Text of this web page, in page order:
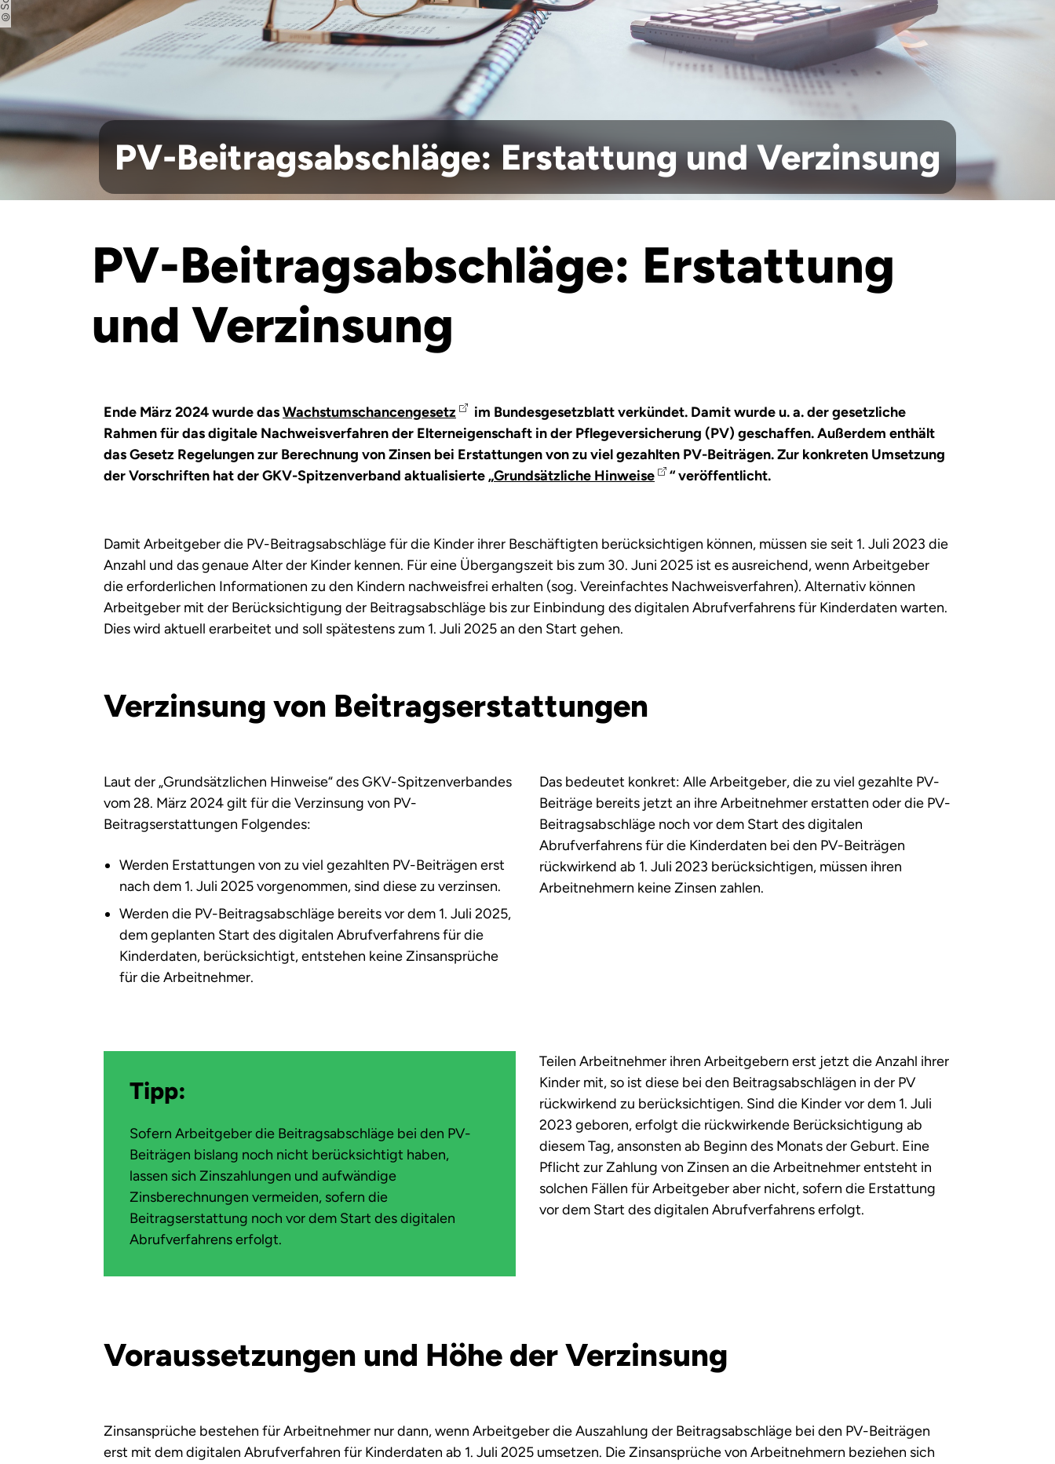
PV-Beitragsabschläge: Erstattung und Verzinsung
PV-Beitragsabschläge: Erstattung
und Verzinsung
Ende März 2024 wurde dasWachstumschancengesetz
im Bundesgesetzblatt verkündet. Damit wurde u. a. der gesetzliche
Rahmen für das digitale Nachweisverfahren der Elterneigenschaft in der Pflegeversicherung (PV) geschaffen. Außerdem enthält
das Gesetz Regelungen zur Berechnung von Zinsen bei Erstattungen von zu viel gezahlten PV-Beiträgen. Zur konkreten Umsetzung
der Vorschriften hat der GKV-Spitzenverband aktualisierte „Grundsätzliche Hinweise “ veröffentlicht.
Damit Arbeitgeber die PV-Beitragsabschläge für die Kinder ihrer Beschäftigten berücksichtigen können, müssen sie seit 1. Juli 2023 die
Anzahl und das genaue Alter der Kinder kennen. Für eine Übergangszeit bis zum 30. Juni 2025 ist es ausreichend, wenn Arbeitgeber
die erforderlichen Informationen zu den Kindern nachweisfrei erhalten (sog. Vereinfachtes Nachweisverfahren). Alternativ können
Arbeitgeber mit der Berücksichtigung der Beitragsabschläge bis zur Einbindung des digitalen Abrufverfahrens für Kinderdaten warten.
Dies wird aktuell erarbeitet und soll spätestens zum 1. Juli 2025 an den Start gehen.
Verzinsung von Beitragserstattungen
Laut der „Grundsätzlichen Hinweise“ des GKV-Spitzenverbandes
vom 28. März 2024 gilt für die Verzinsung von PV-
Beitragserstattungen Folgendes:
Werden Erstattungen von zu viel gezahlten PV-Beiträgen erst
nach dem 1. Juli 2025 vorgenommen, sind diese zu verzinsen.
Werden die PV-Beitragsabschläge bereits vor dem 1. Juli 2025,
dem geplanten Start des digitalen Abrufverfahrens für die
Kinderdaten, berücksichtigt, entstehen keine Zinsansprüche
für die Arbeitnehmer.
Das bedeutet konkret: Alle Arbeitgeber, die zu viel gezahlte PV-
Beiträge bereits jetzt an ihre Arbeitnehmer erstatten oder die PV-
Beitragsabschläge noch vor dem Start des digitalen
Abrufverfahrens für die Kinderdaten bei den PV-Beiträgen
rückwirkend ab 1. Juli 2023 berücksichtigen, müssen ihren
Arbeitnehmern keine Zinsen zahlen.
Tipp:
Sofern Arbeitgeber die Beitragsabschläge bei den PV-
Beiträgen bislang noch nicht berücksichtigt haben,
lassen sich Zinszahlungen und aufwändige
Zinsberechnungen vermeiden, sofern die
Beitragserstattung noch vor dem Start des digitalen
Abrufverfahrens erfolgt.
Teilen Arbeitnehmer ihren Arbeitgebern erst jetzt die Anzahl ihrer
Kinder mit, so ist diese bei den Beitragsabschlägen in der PV
rückwirkend zu berücksichtigen. Sind die Kinder vor dem 1. Juli
2023 geboren, erfolgt die rückwirkende Berücksichtigung ab
diesem Tag, ansonsten ab Beginn des Monats der Geburt. Eine
Pflicht zur Zahlung von Zinsen an die Arbeitnehmer entsteht in
solchen Fällen für Arbeitgeber aber nicht, sofern die Erstattung
vor dem Start des digitalen Abrufverfahrens erfolgt.
Voraussetzungen und Höhe der Verzinsung
Zinsansprüche bestehen für Arbeitnehmer nur dann, wenn Arbeitgeber die Auszahlung der Beitragsabschläge bei den PV-Beiträgen
erst mit dem digitalen Abrufverfahren für Kinderdaten ab 1. Juli 2025 umsetzen. Die Zinsansprüche von Arbeitnehmern beziehen sich